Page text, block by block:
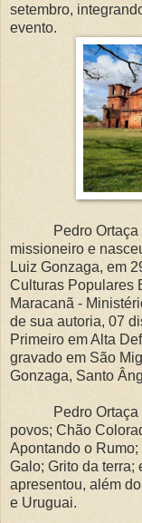
setembro,
evento.
Pedro Ortaça é
missioneiro e
Luiz Gonzaga, em
Culturas Populares
Maracanã -
de sua autoria, 07
Primeiro em Alta
gravado em São
Gonzaga, Santo
Pedro Ortaça
povos; Chão
Apontando o
Galo; Grito da
apresentou, além
e Uruguai.